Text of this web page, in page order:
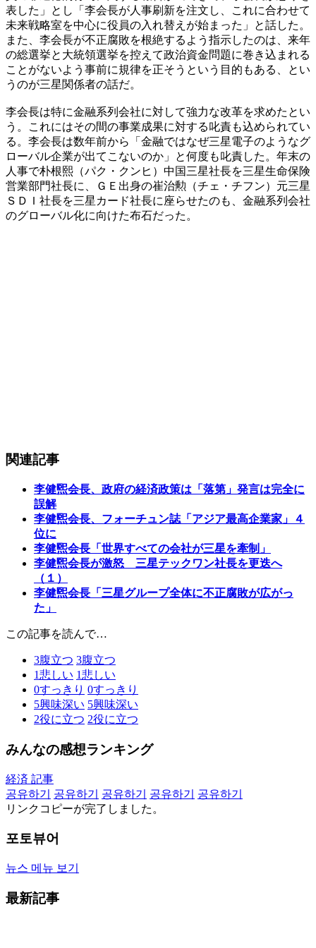
表した」とし「李会長が人事刷新を注文し、これに合わせて
未来戦略室を中心に役員の入れ替えが始まった」と話した。
また、李会長が不正腐敗を根絶するよう指示したのは、来年
の総選挙と大統領選挙を控えて政治資金問題に巻き込まれる
ことがないよう事前に規律を正そうという目的もある、とい
うのが三星関係者の話だ。
李会長は特に金融系列会社に対して強力な改革を求めたとい
う。これにはその間の事業成果に対する叱責も込められてい
る。李会長は数年前から「金融ではなぜ三星電子のようなグ
ローバル企業が出てこないのか」と何度も叱責した。年末の
人事で朴根熙（パク・クンヒ）中国三星社長を三星生命保険
営業部門社長に、ＧＥ出身の崔治勲（チェ・チフン）元三星
ＳＤＩ社長を三星カード社長に座らせたのも、金融系列会社
のグローバル化に向けた布石だった。
関連記事
李健煕会長、政府の経済政策は「落第」発言は完全に
誤解
李健煕会長、フォーチュン誌「アジア最高企業家」４
位に
李健煕会長「世界すべての会社が三星を牽制」
李健煕会長が激怒 三星テックワン社長を更迭へ
（１）
李健煕会長「三星グループ全体に不正腐敗が広がっ
た」
この記事を読んで…
3腹立つ 3腹立つ
1悲しい 1悲しい
0すっきり 0すっきり
5興味深い 5興味深い
2役に立つ 2役に立つ
みんなの感想ランキング
経済 記事
공유하기
공유하기 공유하기 공유하기
공유하기
リンクコピーが完了しました。
포토뷰어
뉴스 메뉴 보기
最新記事